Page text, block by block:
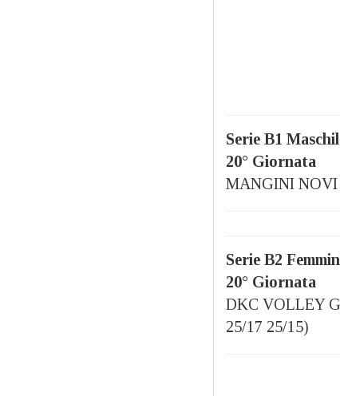
Serie B1
20° Giornata
MANGINI NOVI
Serie B2
20° Giornata
DKC VOLLEY
25/17 25/15)